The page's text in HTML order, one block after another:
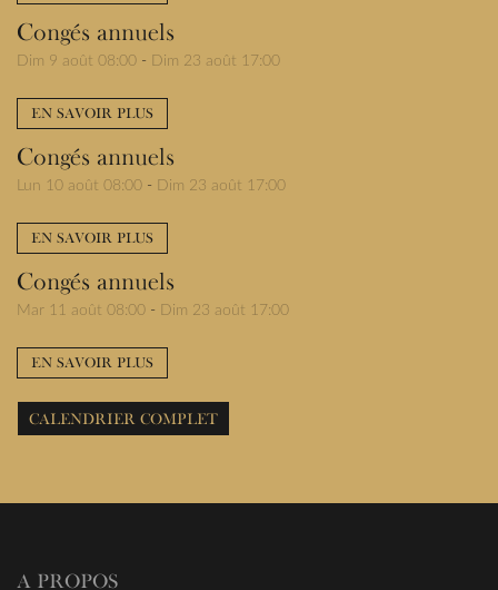
Congés annuels
Dim 9 août 08:00 - Dim 23 août 17:00
EN SAVOIR PLUS
Congés annuels
Lun 10 août 08:00 - Dim 23 août 17:00
EN SAVOIR PLUS
Congés annuels
Mar 11 août 08:00 - Dim 23 août 17:00
EN SAVOIR PLUS
CALENDRIER COMPLET
A PROPOS